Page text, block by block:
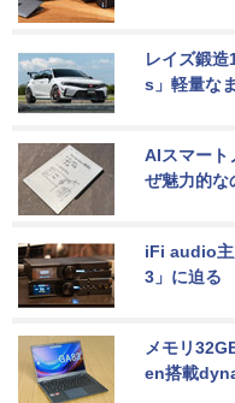
レイズ鍛
s」軽量な
AIスマート
ぜ魅力的な
iFi audio主
3」に迫る
メモリ
en搭載